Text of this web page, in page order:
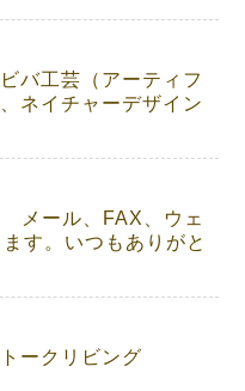
バ工芸（アーティフ
ネイチャーデザイン
メール、FAX、ウェ
す。いつもありがと
トークリビング